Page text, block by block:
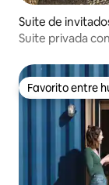
Suite de
Suite privada
Favorito entre
Favorito entre